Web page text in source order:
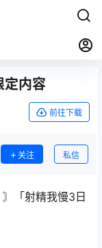
内容
前往下载
关注 私信
「射精我慢3日